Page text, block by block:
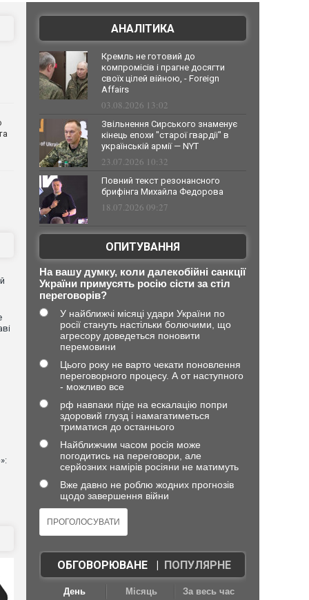
АНАЛІТИКА
Кремль не готовий до
компромісів і прагне досягти
своїх цілей війною, - Foreign
Affairs
03.08.2026 13:02
Звільнення Сирського знаменує
кінець епохи "старої гвардії" в
українській армії — NYT
23.07.2026 10:32
Повний текст резонансного
брифінга Михайла Федорова
18.07.2026 09:27
ОПИТУВАННЯ
На вашу думку, коли далекобійні санкції
України примусять росію сісти за стіл
переговорів?
У найближчі місяці удари України по
росії стануть настільки болючими, що
агресору доведеться поновити
перемовини
Цього року не варто чекати поновлення
переговорного процесу. А от наступного
- можливо все
рф навпаки піде на ескалацію попри
здоровий глузд і намагатиметься
триматися до останнього
Найближчим часом росія може
погодитись на переговори, але
серйозних намірів росіяни не матимуть
Вже давно не роблю жодних прогнозів
щодо завершення війни
ОБГОВОРЮВАНЕ| ПОПУЛЯРНЕ
День Місяць За весь час